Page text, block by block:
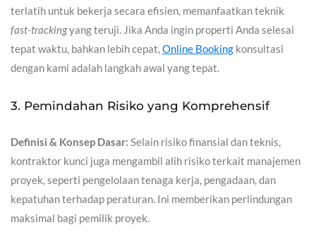
terlatih untuk bekerja secara efisien, memanfaatkan teknik
fast-trackingyang teruji. Jika Anda ingin properti Anda selesai
tepat waktu, bahkan lebih cepat,Online Booking konsultasi
dengan kami adalah langkah awal yang tepat.
3. Pemindahan Risiko yang Komprehensif
Definisi & Konsep Dasar: Selain risiko finansial dan teknis,
kontraktor kunci juga mengambil alih risiko terkait manajemen
proyek, seperti pengelolaan tenaga kerja, pengadaan, dan
kepatuhan terhadap peraturan. Ini memberikan perlindungan
maksimal bagi pemilik proyek.